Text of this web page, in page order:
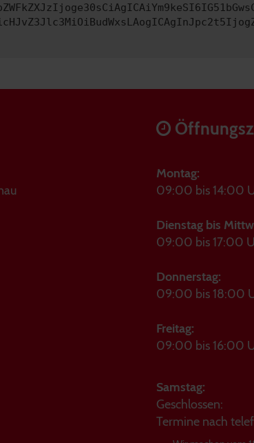
Montag:
09:00 bis 14:00
Dienstag bis
09:00 bis 17:00
Donnerstag:
09:00 bis 18:00
Freitag:
09:00 bis 16:00
Samstag:
Geschlossen:
Termine nach